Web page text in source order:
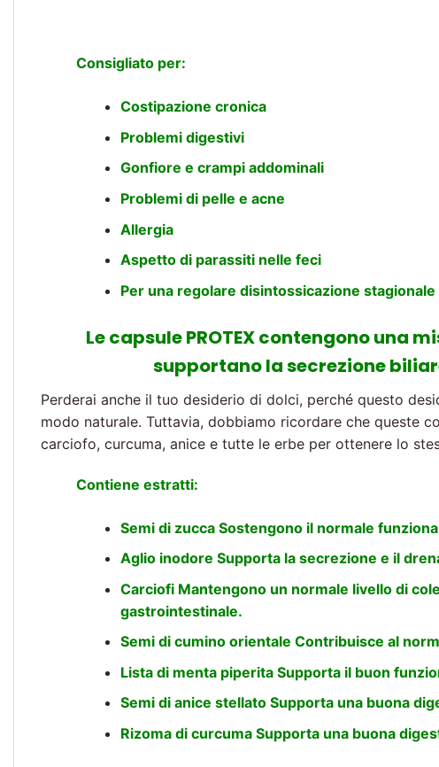
Consigliato per:
Costipazione cronica
Problemi digestivi
Gonfiore e crampi addominali
Problemi di pelle e acne
Allergia
Aspetto di parassiti nelle feci
Per una regolare disintossicazione
Le capsule PROTEX contengono una
supportano la secrezione
Perderai anche il tuo desiderio di dolci, perché questo
modo naturale. Tuttavia, dobbiamo ricordare che queste
carciofo, curcuma, anice e tutte le erbe per ottenere lo
Contiene estratti:
Semi di zucca Sostengono il normale
Aglio inodore Supporta la secrezione e il
Carciofi Mantengono un normale livello di
gastrointestinale.
Semi di cumino orientale Contribuisce al
Lista di menta piperita Supporta il buon
Semi di anice stellato Supporta una buona
Rizoma di curcuma Supporta una buona